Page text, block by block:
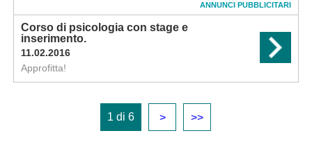
ANNUNCI PUBBLICITARI
Corso di psicologia con stage e
inserimento.
11.02.2016
Approfitta!
1 di 6 > >>